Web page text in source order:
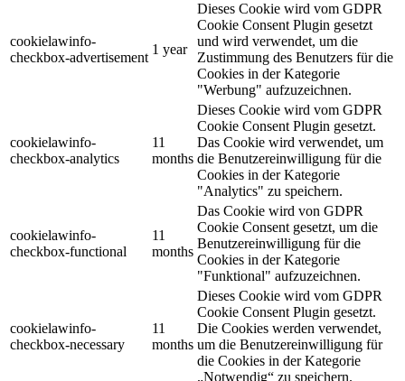
cookielawinfo-
checkbox-advertisement
1 year
Dieses Cookie wird vom GDPR
Cookie Consent Plugin gesetzt
und wird verwendet, um die
Zustimmung des Benutzers für die
Cookies in der Kategorie
"Werbung" aufzuzeichnen.
cookielawinfo-
checkbox-analytics
11
months
Dieses Cookie wird vom GDPR
Cookie Consent Plugin gesetzt.
Das Cookie wird verwendet, um
die Benutzereinwilligung für die
Cookies in der Kategorie
"Analytics" zu speichern.
cookielawinfo-
checkbox-functional
11
months
Das Cookie wird von GDPR
Cookie Consent gesetzt, um die
Benutzereinwilligung für die
Cookies in der Kategorie
"Funktional" aufzuzeichnen.
cookielawinfo-
checkbox-necessary
11
months
Dieses Cookie wird vom GDPR
Cookie Consent Plugin gesetzt.
Die Cookies werden verwendet,
um die Benutzereinwilligung für
die Cookies in der Kategorie
„Notwendig“ zu speichern.